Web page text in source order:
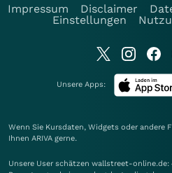
Impressum
Disclaimer
Einstellungen
Unsere Apps:
Wenn Sie Kursdaten, Widgets oder
Ihnen ARIVA gerne.
Unsere User schätzen wallstreet-